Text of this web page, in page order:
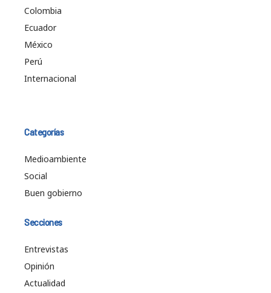
Colombia
Ecuador
México
Perú
Internacional
Categorías
Medioambiente
Social
Buen gobierno
Secciones
Entrevistas
Opinión
Actualidad